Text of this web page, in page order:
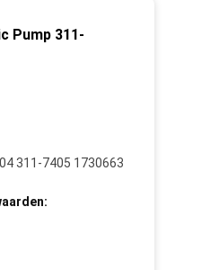
Pump 311-
311-7405 1730663